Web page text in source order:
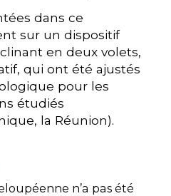
dans ce
sur un dispositif
en deux volets,
qui ont été ajustés
pour les
étudiés
la Réunion).
n’a pas été